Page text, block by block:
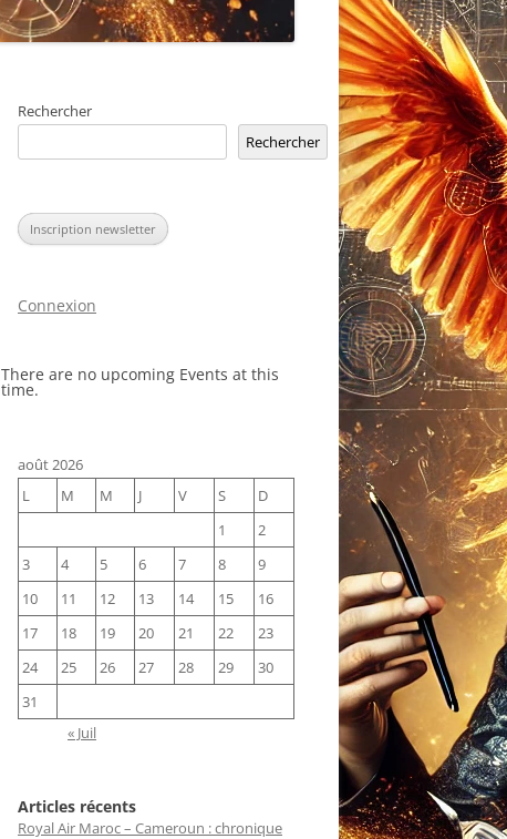
Rechercher
Rechercher
Inscription newsletter
Connexion
There are no upcoming Events at this
time.
août 2026
L
M M J V S
D
1
2
3
4 5 6 7 8
9
10
11 12 13 14 15
16
17
18 19 20 21 22
23
24
25 26 27 28 29
30
31
« Juil
Articles récents
Royal Air Maroc – Cameroun : chronique